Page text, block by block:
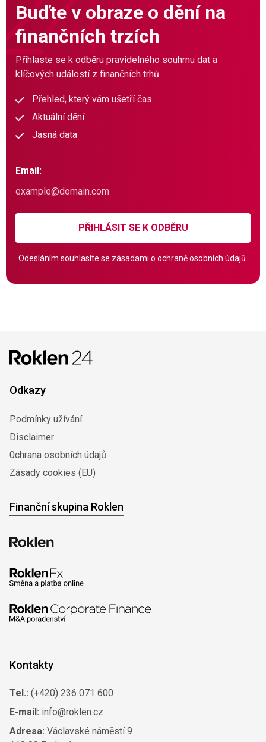
Buďte v obraze o dění na
finančních trzích
Přihlaste se k odběru pravidelného souhrnu dat a
klíčových událostí z finančních trhů.
Přehled, který vám ušetří čas
Aktuální dění
Jasná data
Email:
PŘIHLÁSIT SE K ODBĚRU
Odesláním souhlasíte se zásadami o ochraně osobních údajů.
Odkazy
Podmínky užívání
Disclaimer
0chrana osobních údajů
Zásady cookies (EU)
Finanční skupina Roklen
Kontakty
Tel.: (+420) 236 071 600
E-mail: info@roklen.cz
Adresa: Václavské náměstí 9